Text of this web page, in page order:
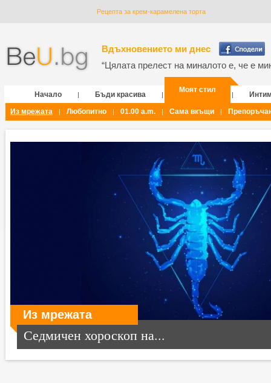
Рецепта за крем-карамелена торта
Вдъхновението ми днес
“Цялата прелест на миналото е, че е
Начало | Бъди красива |
Моят стил
|
Из мрежата
| Любопитно | 01.00 a.m. | Сама вкъщи |
Из мрежата
Седмичен хороскоп на...